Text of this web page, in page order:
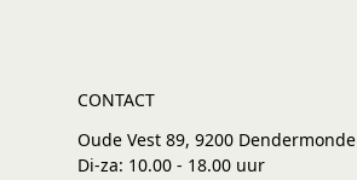
CONTACT
Oude Vest 89, 9200 Dendermonde
Di-za: 10.00 - 18.00 uur